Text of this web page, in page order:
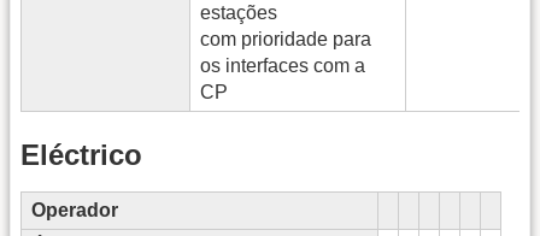
estações
com prioridade para
os interfaces com a
CP
Eléctrico
Operador